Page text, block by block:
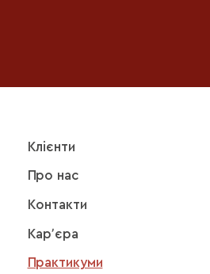
Клієнти
Про нас
Контакти
Карʼєра
Практикуми